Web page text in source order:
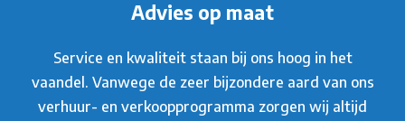
Advies op maat
Service en kwaliteit staan bij ons hoog in het
vaandel. Vanwege de zeer bijzondere aard van ons
verhuur- en verkoopprogramma zorgen wij altijd